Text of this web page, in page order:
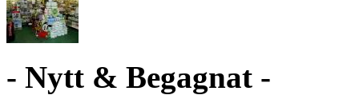
- Nytt & Begagnat -